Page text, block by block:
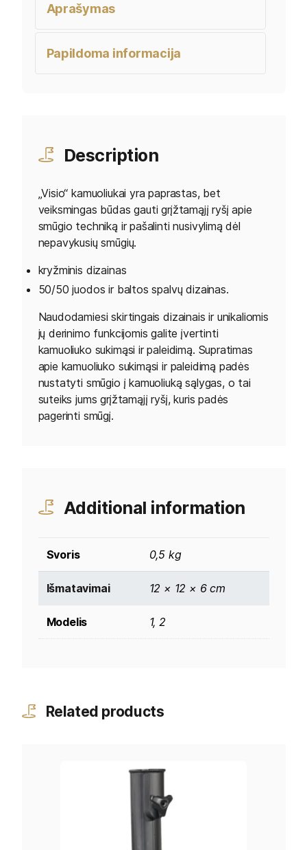
Aprašymas
Papildoma informacija
Description
„Visio“ kamuoliukai yra paprastas, bet
veiksmingas būdas gauti grįžtamąjį ryšį apie
smūgio techniką ir pašalinti nusivylimą dėl
nepavykusių smūgių.
kryžminis dizainas
50/50 juodos ir baltos spalvų dizainas.
Naudodamiesi skirtingais dizainais ir unikaliomis
jų derinimo funkcijomis galite įvertinti
kamuoliuko sukimąsi ir paleidimą. Supratimas
apie kamuoliuko sukimąsi ir paleidimą padės
nustatyti smūgio į kamuoliuką sąlygas, o tai
suteiks jums grįžtamąjį ryšį, kuris padės
pagerinti smūgį.
Additional information
Svoris 0,5 kg
Išmatavimai 12 × 12 × 6 cm
Modelis 1, 2
Related products